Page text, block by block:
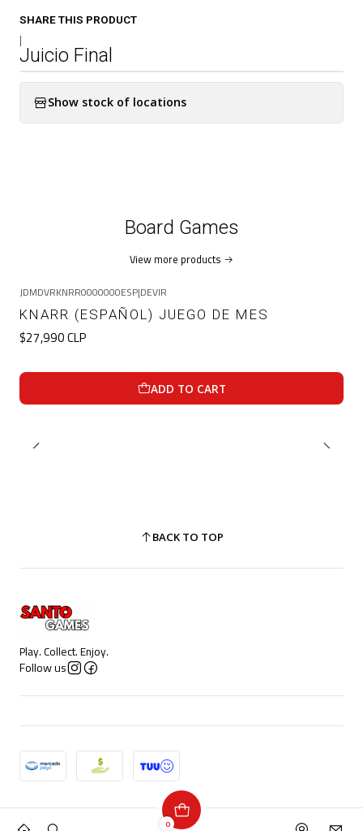
0
SHARE THIS PRODUCT
|
Juicio Final
Show stock of locations
Board Games
View more products
JDMDVRKNRR0000000ESP|DEVIR
KNARR (ESPAÑOL) JUEGO DE MES
$27,990 CLP
ADD TO CART
BACK TO TOP
Play. Collect. Enjoy.
Follow us
2026 Santo Games.